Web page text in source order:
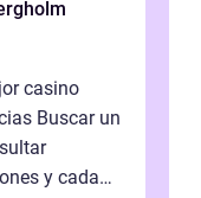
casino
Buscar un
y cada